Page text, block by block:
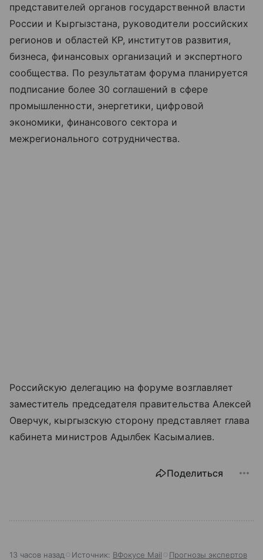
представителей органов государственной власти
России и Кыргызстана, руководители российских
регионов и областей КР, институтов развития,
бизнеса, финансовых организаций и экспертного
сообщества. По результатам форума планируется
подписание более 30 соглашений в сфере
промышленности, энергетики, цифровой
экономики, финансового сектора и
межрегионального сотрудничества.
Российскую делегацию на форуме возглавляет
заместитель председателя правительства Алексей
Оверчук, кыргызскую сторону представляет глава
кабинета министров Адылбек Касымалиев.
Поделиться
13 часов назад Источник: ВФокусе Mail Прогнозы экспертов